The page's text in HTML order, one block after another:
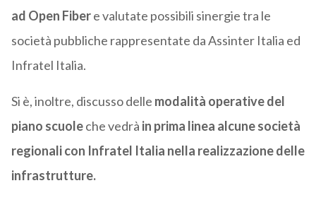
ad Open Fibere valutate possibili sinergie tra le
società pubbliche rappresentate da Assinter Italia ed
Infratel Italia.
Si è, inoltre, discusso delle modalità operative del
piano scuoleche vedrà in prima linea alcune società
regionali con Infratel Italia nella realizzazione delle
infrastrutture.